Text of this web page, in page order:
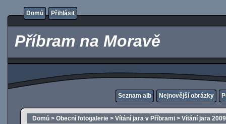
Domů Přihlásit
Příbram na Moravě
Seznam alb Nejnovější obrázky
Domů > Obecní fotogalerie > Vítání jara v Příbrami > Vítání jara 2009